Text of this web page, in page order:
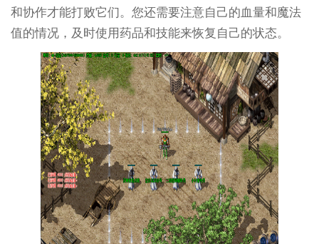
和协作才能打败它们。您还需要注意自己的血量和魔法
值的情况，及时使用药品和技能来恢复自己的状态。